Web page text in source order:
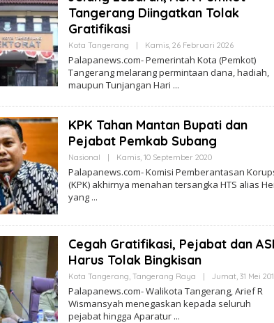
Tangerang Diingatkan Tolak
Gratifikasi
Kota Tangerang Kamis, 26 Februari 2026Oleh
Palapanews.com- Pemerintah Kota (Pemkot)
Tangerang melarang permintaan dana, hadiah,
maupun Tunjangan Hari
KPK Tahan Mantan Bupati dan
Pejabat Pemkab Subang
Nasional Kamis, 10 September 2020Oleh
Palapanews.com- Komisi Pemberantasan
(KPK) akhirnya menahan tersangka HTS alias
yang
Cegah Gratifikasi, Pejabat dan
Harus Tolak Bingkisan
Kota Tangerang, Tangerang Raya Jumat, 31 Mei
Palapanews.com- Walikota Tangerang, Arief R
Wismansyah menegaskan kepada seluruh
pejabat hingga Aparatur